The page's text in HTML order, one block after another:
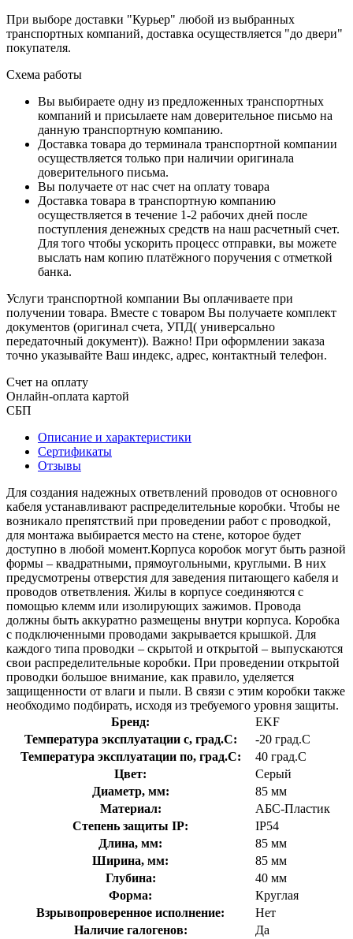
При выборе доставки "Курьер" любой из выбранных
транспортных компаний, доставка осуществляется "до двери"
покупателя.
Схема работы
Вы выбираете одну из предложенных транспортных
компаний и присылаете нам доверительное письмо на
данную транспортную компанию.
Доставка товара до терминала транспортной компании
осуществляется только при наличии оригинала
доверительного письма.
Вы получаете от нас счет на оплату товара
Доставка товара в транспортную компанию
осуществляется в течение 1-2 рабочих дней после
поступления денежных средств на наш расчетный счет.
Для того чтобы ускорить процесс отправки, вы можете
выслать нам копию платёжного поручения с отметкой
банка.
Услуги транспортной компании Вы оплачиваете при
получении товара. Вместе с товаром Вы получаете комплект
документов (оригинал счета, УПД( универсально
передаточный документ)). Важно! При оформлении заказа
точно указывайте Ваш индекс, адрес, контактный телефон.
Счет на оплату
Онлайн-оплата картой
СБП
Описание и характеристики
Сертификаты
Отзывы
Для создания надежных ответвлений проводов от основного
кабеля устанавливают распределительные коробки. Чтобы не
возникало препятствий при проведении работ с проводкой,
для монтажа выбирается место на стене, которое будет
доступно в любой момент.Корпуса коробок могут быть разной
формы – квадратными, прямоугольными, круглыми. В них
предусмотрены отверстия для заведения питающего кабеля и
проводов ответвления. Жилы в корпусе соединяются с
помощью клемм или изолирующих зажимов. Провода
должны быть аккуратно размещены внутри корпуса. Коробка
с подключенными проводами закрывается крышкой. Для
каждого типа проводки – скрытой и открытой – выпускаются
свои распределительные коробки. При проведении открытой
проводки большое внимание, как правило, уделяется
защищенности от влаги и пыли. В связи с этим коробки также
необходимо подбирать, исходя из требуемого уровня защиты.
Бренд:
EKF
Температура эксплуатации с, град.C:
-20 град.C
Температура эксплуатации по, град.C:
40 град.C
Цвет:
Серый
Диаметр, мм:
85 мм
Материал:
АБС-Пластик
Степень защиты IP:
IP54
Длина, мм:
85 мм
Ширина, мм:
85 мм
Глубина:
40 мм
Форма:
Круглая
Взрывопроверенное исполнение:
Нет
Наличие галогенов:
Да